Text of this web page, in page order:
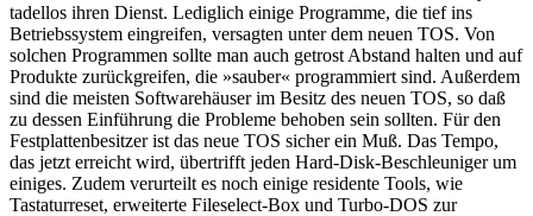
tadellos ihren Dienst. Lediglich einige Programme, die tief ins
Betriebssystem eingreifen, versagten unter dem neuen TOS. Von
solchen Programmen sollte man auch getrost Abstand halten und auf
Produkte zurückgreifen, die »sauber« programmiert sind. Außerdem
sind die meisten Softwarehäuser im Besitz des neuen TOS, so daß
zu dessen Einführung die Probleme behoben sein sollten. Für den
Festplattenbesitzer ist das neue TOS sicher ein Muß. Das Tempo,
das jetzt erreicht wird, übertrifft jeden Hard-Disk-Beschleuniger um
einiges. Zudem verurteilt es noch einige residente Tools, wie
Tastaturreset, erweiterte Fileselect-Box und Turbo-DOS zur